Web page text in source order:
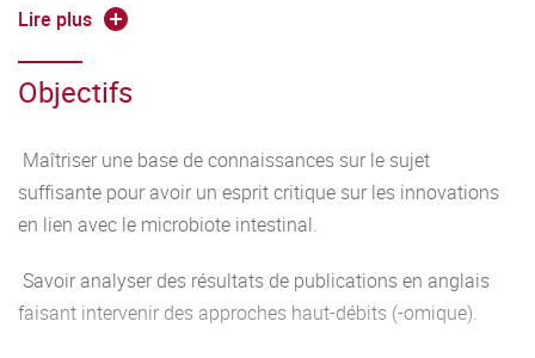
interventions nutritionnelles et/ou thérapeutiques.
cours.
Cours Magistraux
Les techniques d’analyses et leurs biais (4h)
Lire plus
Objectifs
Maîtriser une base de connaissances sur le sujet
suffisante pour avoir un esprit critique sur les innovations
en lien avec le microbiote intestinal.
Savoir analyser des résultats de publications en anglais
faisant intervenir des approches haut-débits (-omique).